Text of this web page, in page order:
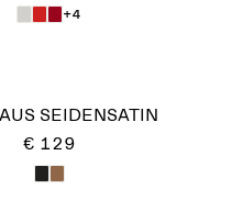
+4
SEIDENSATIN
€ 129